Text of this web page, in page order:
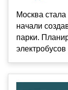
Москва
начали
парки.